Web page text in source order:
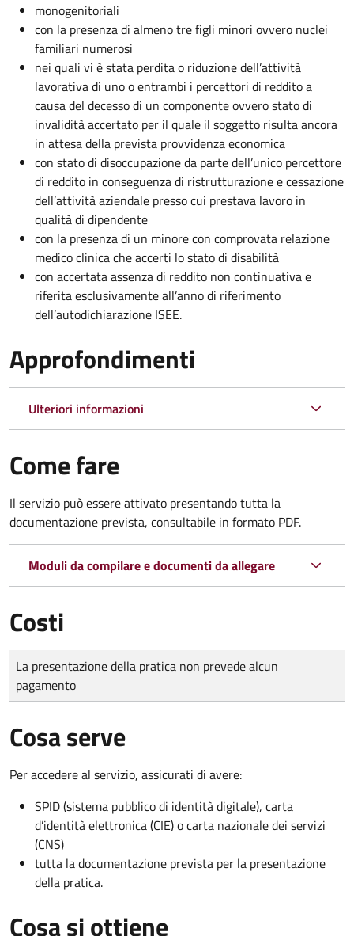
monogenitoriali
con la presenza di almeno tre figli minori ovvero nuclei
familiari numerosi
nei quali vi è stata perdita o riduzione dell’attività
lavorativa di uno o entrambi i percettori di reddito a
causa del decesso di un componente ovvero stato di
invalidità accertato per il quale il soggetto risulta ancora
in attesa della prevista provvidenza economica
con stato di disoccupazione da parte dell’unico percettore
di reddito in conseguenza di ristrutturazione e cessazione
dell’attività aziendale presso cui prestava lavoro in
qualità di dipendente
con la presenza di un minore con comprovata relazione
medico clinica che accerti lo stato di disabilità
con accertata assenza di reddito non continuativa e
riferita esclusivamente all’anno di riferimento
dell’autodichiarazione ISEE.
Approfondimenti
Ulteriori informazioni
Come fare
Il servizio può essere attivato presentando tutta la
documentazione prevista, consultabile in formato PDF.
Moduli da compilare e documenti da allegare
Costi
Tipo di pagamento
Importo
La presentazione della pratica non prevede alcun
pagamento
Cosa serve
Per accedere al servizio, assicurati di avere:
SPID (sistema pubblico di identità digitale), carta
d’identità elettronica (CIE) o carta nazionale dei servizi
(CNS)
tutta la documentazione prevista per la presentazione
della pratica.
Cosa si ottiene